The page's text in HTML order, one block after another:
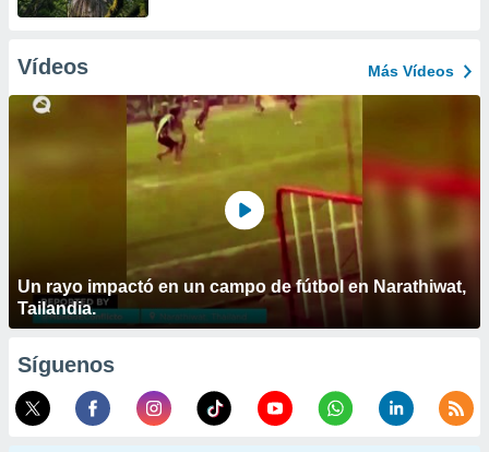
Vídeos Más Vídeos
Un rayo impactó en un campo de fútbol en Narathiwat,
Tailandia.
Síguenos